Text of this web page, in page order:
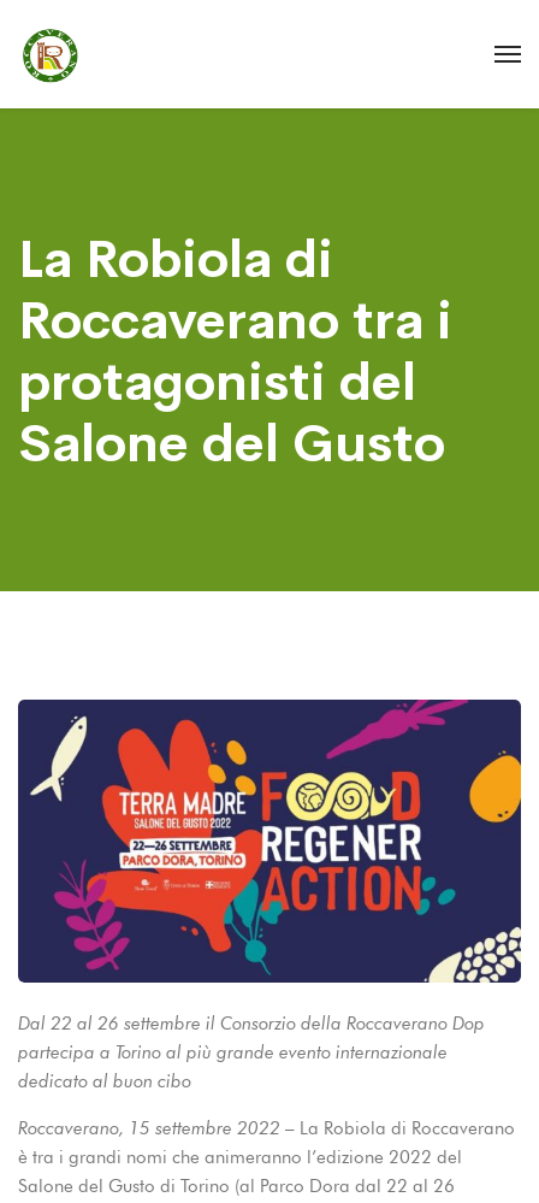
La Robiola di
Roccaverano tra i
protagonisti del
Salone del Gusto
Dal 22 al 26 settembre il Consorzio della Roccaverano Dop
partecipa a Torino al più grande evento internazionale
dedicato al buon cibo
Roccaverano, 15 settembre 2022 – La Robiola di Roccaverano
è tra i grandi nomi che animeranno l’edizione 2022 del
Salone del Gusto di Torino (al Parco Dora dal 22 al 26